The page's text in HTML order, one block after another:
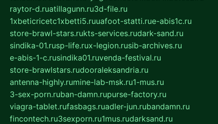
raytor-d.ruatillagunn.ru3d-file.ru
1xbeticricetc1xbetti5.ruuafoot-statti.rue-abis1c.ru
store-brawl-stars.rukts-services.rudark-sand.ru
sindika-01.rusp-life.rux-legion.rusib-archives.ru
e-abis-1-c.rusindika01.ruvenda-festival.ru
store-brawlstars.rudooraleksandria.ru
antenna-highly.rumine-lab-msk.ru1-mus.ru
3-sex-porn.ruban-damn.rupurse-factory.ru
viagra-tablet.rufasbags.ruadler-jun.rubandamn.ru
fincontech.ru3sexporn.ru1mus.rudarksand.ru